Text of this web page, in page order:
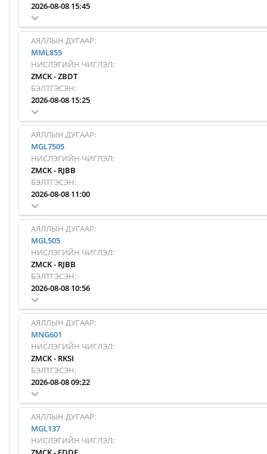
2026-08-08 15:45
АЯЛЛЫН ДУГААР:
MML855
НИСЛЭГИЙН ЧИГЛЭЛ:
ZMCK-ZBDT
БЭЛТГЭСЭН:
2026-08-08 15:25
АЯЛЛЫН ДУГААР:
MGL7505
НИСЛЭГИЙН ЧИГЛЭЛ:
ZMCK- RJBB
БЭЛТГЭСЭН:
2026-08-08 11:00
АЯЛЛЫН ДУГААР:
MGL505
НИСЛЭГИЙН ЧИГЛЭЛ:
ZMCK- RJBB
БЭЛТГЭСЭН:
2026-08-08 10:56
АЯЛЛЫН ДУГААР:
MNG601
НИСЛЭГИЙН ЧИГЛЭЛ:
ZMCK- RKSI
БЭЛТГЭСЭН:
2026-08-08 09:22
АЯЛЛЫН ДУГААР:
MGL137
НИСЛЭГИЙН ЧИГЛЭЛ: